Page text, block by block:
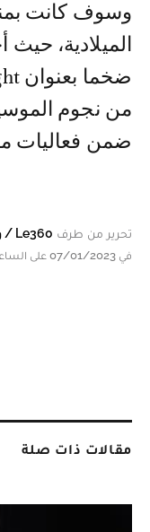
وسوف كانت
الميلادية، حيث
من نجوم
ضمن فعاليات
تحرير من طرف Le360 / وكالات
في 07/01/2023 على الساعة 09:30
مقالات ذات صلة